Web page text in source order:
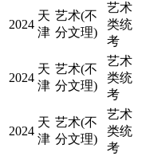
2024
天
津
艺术(不
分文理)
艺术
类统
考
2024
天
津
艺术(不
分文理)
艺术
类统
考
2024
天
津
艺术(不
分文理)
艺术
类统
考